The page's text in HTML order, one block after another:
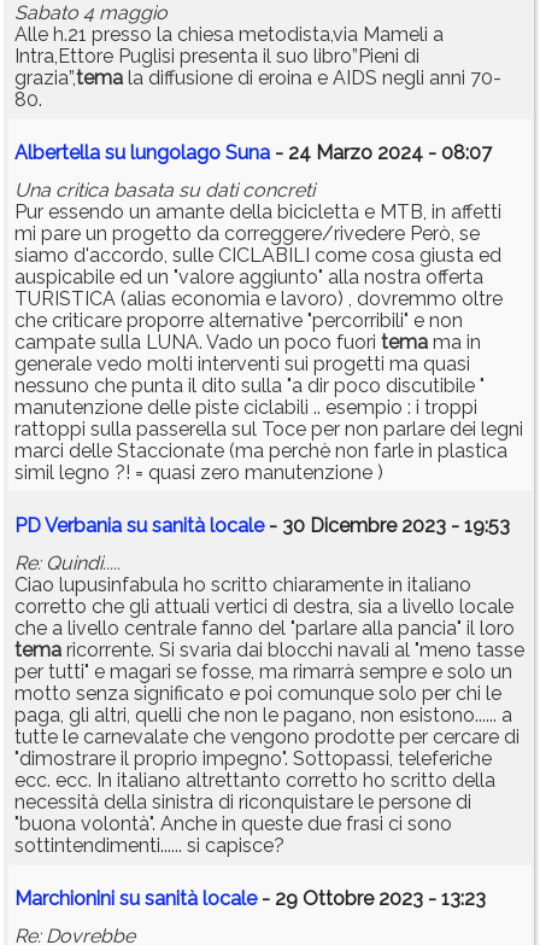
Sabato 4 maggio
Alle h.21 presso la chiesa metodista,via Mameli a
Intra,Ettore Puglisi presenta il suo libro”Pieni di
grazia”,tema la diffusione di eroina e AIDS negli anni 70-
80.
Albertella su lungolago Suna - 24 Marzo 2024 - 08:07
Una critica basata su dati concreti
Pur essendo un amante della bicicletta e MTB, in affetti
mi pare un progetto da correggere/rivedere Però, se
siamo d'accordo, sulle CICLABILI come cosa giusta ed
auspicabile ed un "valore aggiunto" alla nostra offerta
TURISTICA (alias economia e lavoro) , dovremmo oltre
che criticare proporre alternative "percorribili" e non
campate sulla LUNA. Vado un poco fuori tema ma in
generale vedo molti interventi sui progetti ma quasi
nessuno che punta il dito sulla "a dir poco discutibile "
manutenzione delle piste ciclabili .. esempio : i troppi
rattoppi sulla passerella sul Toce per non parlare dei legni
marci delle Staccionate (ma perchè non farle in plastica
simil legno ?! = quasi zero manutenzione )
PD Verbania su sanità locale- 30 Dicembre 2023 - 19:53
Re: Quindi.....
Ciao lupusinfabula ho scritto chiaramente in italiano
corretto che gli attuali vertici di destra, sia a livello locale
che a livello centrale fanno del "parlare alla pancia" il loro
tema ricorrente. Si svaria dai blocchi navali al "meno tasse
per tutti" e magari se fosse, ma rimarrà sempre e solo un
motto senza significato e poi comunque solo per chi le
paga, gli altri, quelli che non le pagano, non esistono...... a
tutte le carnevalate che vengono prodotte per cercare di
"dimostrare il proprio impegno". Sottopassi, teleferiche
ecc. ecc. In italiano altrettanto corretto ho scritto della
necessità della sinistra di riconquistare le persone di
"buona volontà". Anche in queste due frasi ci sono
sottintendimenti...... si capisce?
Marchionini su sanità locale- 29 Ottobre 2023 - 13:23
Re: Dovrebbe